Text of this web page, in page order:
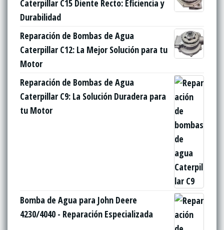
Caterpillar C15 Diente Recto: Eficiencia y
Durabilidad
Reparación de Bombas de Agua
Caterpillar C12: La Mejor Solución para tu
Motor
Reparación de Bombas de Agua
Caterpillar C9: La Solución Duradera para
tu Motor
Bomba de Agua para John Deere
4230/4040 - Reparación Especializada